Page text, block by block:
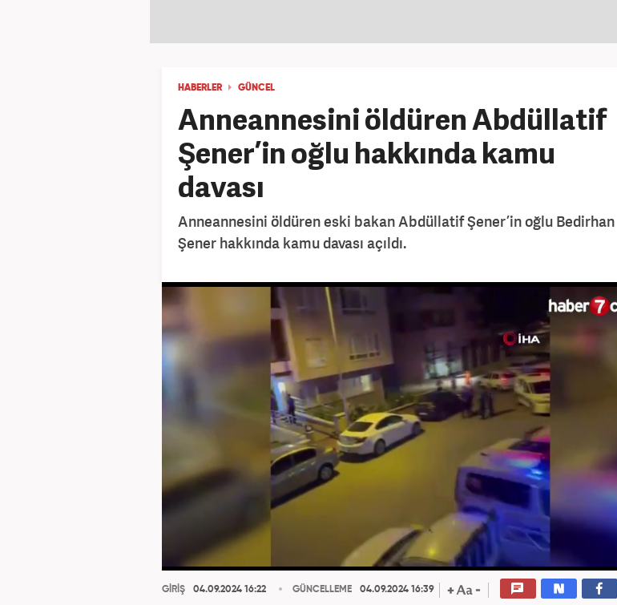
HABERLER GÜNCEL
Anneannesini öldüren Abdüllatif
Şener’in oğlu hakkında kamu
davası
Anneannesini öldüren eski bakan Abdüllatif Şener’in oğlu Bedirhan
Şener hakkında kamu davası açıldı.
GİRİŞ 04.09.2024 16:22 GÜNCELLEME 04.09.2024 16:39